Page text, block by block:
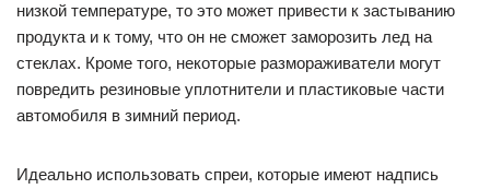
низкой температуре, то это может привести к застыванию
продукта и к тому, что он не сможет заморозить лед на
стеклах. Кроме того, некоторые размораживатели могут
повредить резиновые уплотнители и пластиковые части
автомобиля в зимний период.
Идеально использовать спреи, которые имеют надпись